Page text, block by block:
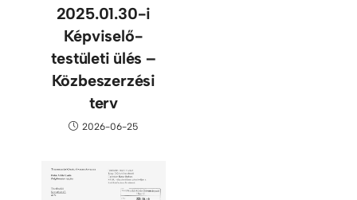
2025.01.30-i
Képviselő-
testületi ülés –
Közbeszerzési
terv
2026-06-25